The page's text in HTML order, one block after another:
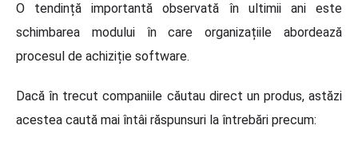
O tendință importantă observată în ultimii ani este
schimbarea modului în care organizațiile abordează
procesul de achiziție software.
Dacă în trecut companiile căutau direct un produs, astăzi
acestea caută mai întâi răspunsuri la întrebări precum: